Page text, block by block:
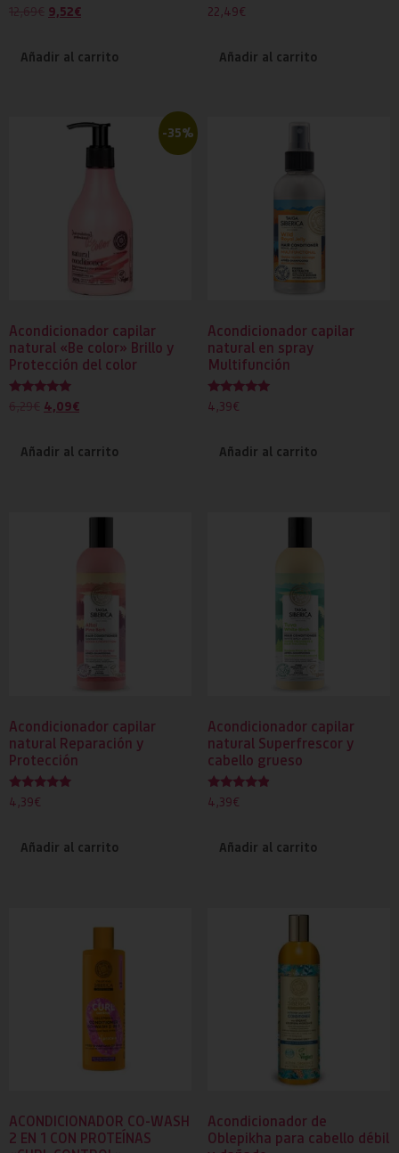
Valorado
con
12,69€ 9,52€
Añadir al carrito
Valorado
con
22,49€
Añadir al carrito
-35%
Acondicionador capilar
natural «Be color» Brillo y
Protección del color
Valorado
con
6,29€ 4,09€
Añadir al carrito
Acondicionador capilar
natural en spray
Multifunción
Valorado
con
4,39€
Añadir al carrito
Acondicionador capilar
natural Reparación y
Protección
Valorado
con
4,39€
Añadir al carrito
Acondicionador capilar
natural Superfrescor y
cabello grueso
Valorado
con
4,39€
Añadir al carrito
ACONDICIONADOR CO-WASH
2 EN 1 CON PROTEÍNAS
Acondicionador de
Oblepikha para cabello débil